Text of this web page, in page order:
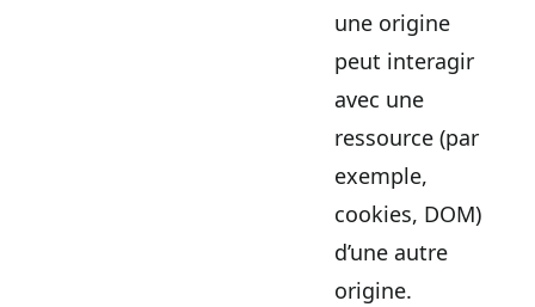
une origine
peut interagir
avec une
ressource (par
exemple,
cookies, DOM)
d’une autre
origine.